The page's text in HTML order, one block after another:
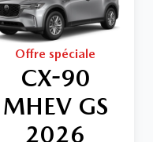
Offre spéciale
CX-90
MHEV GS
2026